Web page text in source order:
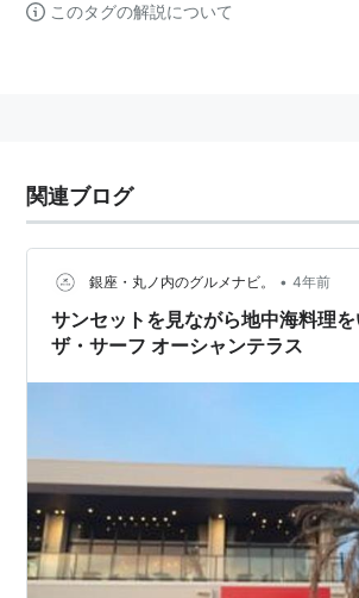
このタグの解説について
関連ブログ
銀座・丸ノ内のグルメナビ。 • 4年前
サンセットを見ながら地中海料理
ザ・サーフ オーシャンテラス